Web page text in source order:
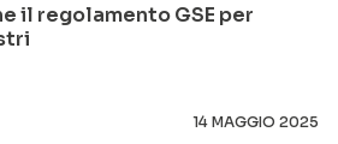
il regolamento GSE per
14 MAGGIO 2025